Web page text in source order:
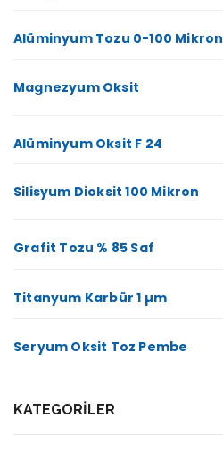
Alüminyum Tozu 0-100 Mikron
Magnezyum Oksit
Alüminyum Oksit F 24
Silisyum Dioksit 100 Mikron
Grafit Tozu % 85 Saf
Titanyum Karbür 1 µm
Seryum Oksit Toz Pembe
KATEGORILER